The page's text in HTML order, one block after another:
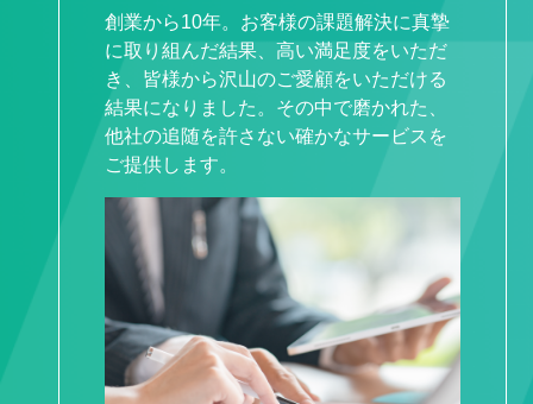
創業から10年。お客様の課題解決に真摯
に取り組んだ結果、⾼い満⾜度をいただ
き、皆様から沢⼭のご愛顧をいただける
結果になりました。その中で磨かれた、
他社の追随を許さない確かなサービスを
ご提供します。